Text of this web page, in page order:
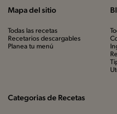
Mapa del sitio
Todas las recetas
Recetarios descargables
Planea tu menú
Categorias de Recetas